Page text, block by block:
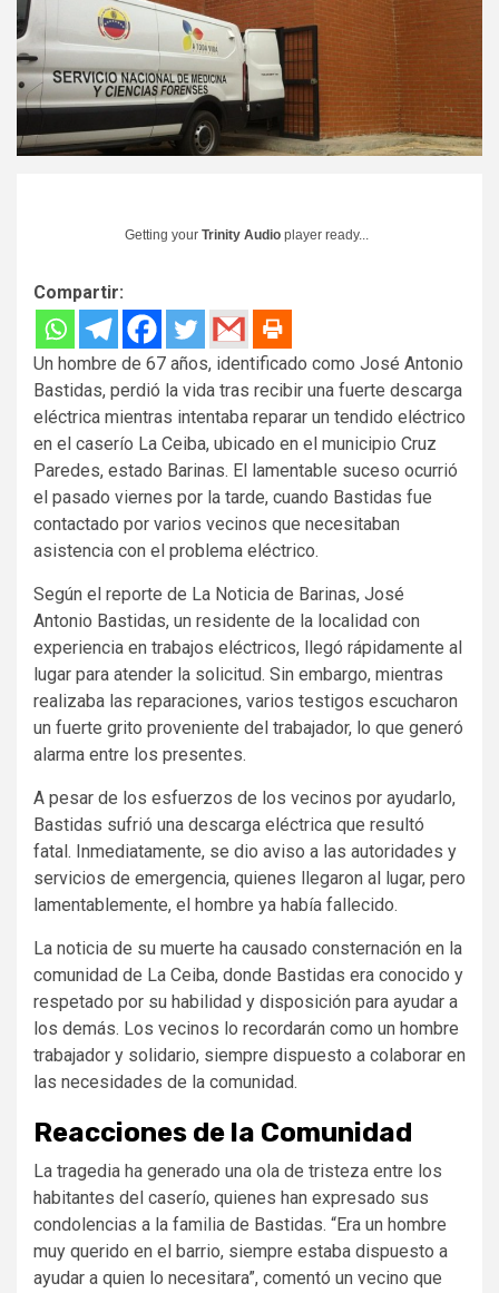
Getting your Trinity Audio player ready...
Compartir:
Un hombre de 67 años, identificado como José Antonio
Bastidas, perdió la vida tras recibir una fuerte descarga
eléctrica mientras intentaba reparar un tendido eléctrico
en el caserío La Ceiba, ubicado en el municipio Cruz
Paredes, estado Barinas. El lamentable suceso ocurrió
el pasado viernes por la tarde, cuando Bastidas fue
contactado por varios vecinos que necesitaban
asistencia con el problema eléctrico.
Según el reporte de La Noticia de Barinas, José
Antonio Bastidas, un residente de la localidad con
experiencia en trabajos eléctricos, llegó rápidamente al
lugar para atender la solicitud. Sin embargo, mientras
realizaba las reparaciones, varios testigos escucharon
un fuerte grito proveniente del trabajador, lo que generó
alarma entre los presentes.
A pesar de los esfuerzos de los vecinos por ayudarlo,
Bastidas sufrió una descarga eléctrica que resultó
fatal. Inmediatamente, se dio aviso a las autoridades y
servicios de emergencia, quienes llegaron al lugar, pero
lamentablemente, el hombre ya había fallecido.
La noticia de su muerte ha causado consternación en la
comunidad de La Ceiba, donde Bastidas era conocido y
respetado por su habilidad y disposición para ayudar a
los demás. Los vecinos lo recordarán como un hombre
trabajador y solidario, siempre dispuesto a colaborar en
las necesidades de la comunidad.
Reacciones de la Comunidad
La tragedia ha generado una ola de tristeza entre los
habitantes del caserío, quienes han expresado sus
condolencias a la familia de Bastidas. “Era un hombre
muy querido en el barrio, siempre estaba dispuesto a
ayudar a quien lo necesitara”, comentó un vecino que